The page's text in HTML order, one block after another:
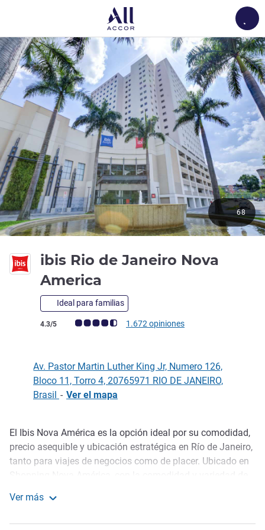
ibis Rio de Janeiro Nova
America
Ideal para familias
Nota de clientes de Avis (Clasificación de ALL)
4.3/5 1.672 opiniones
68
Av. Pastor Martin Luther King Jr, Numero 126,
Bloco 11, Torro 4, 20765971 RIO DE JANEIRO,
Brasil - Ver el mapa
Descripción
El Ibis Nova América es la opción ideal por su comodidad,
precio asequible y ubicación estratégica en Río de Janeiro,
tanto para viajes de negocios como de placer. Ubicado en
metro Del Castilho, que permite un acceso rápido y fácil al
Ver más